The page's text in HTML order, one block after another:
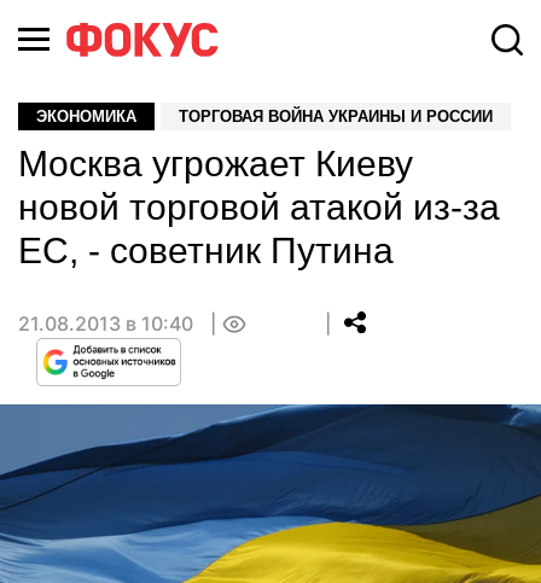
ЭКОНОМИКА ТОРГОВАЯ ВОЙНА УКРАИНЫ И РОССИИ
Москва угрожает Киеву
новой торговой атакой из-за
ЕС, - советник Путина
21.08.2013 в 10:40